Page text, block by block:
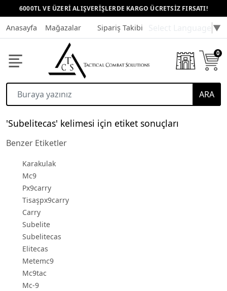
6000TL VE ÜZERİ ALIŞVERİŞLERDE KARGO ÜCRETSİZ FIRSATI!
Anasayfa Mağazalar Sipariş Takibi Müşteri Hizmetleri
▼
ARA
0
'Subelitecas' kelimesi için etiket sonuçları
Benzer Etiketler
Karakulak
Mc9
Px9carry
Tisaşpx9carry
Carry
Subelite
Subelitecas
Elitecas
Metemc9
Mc9tac
Mc-9